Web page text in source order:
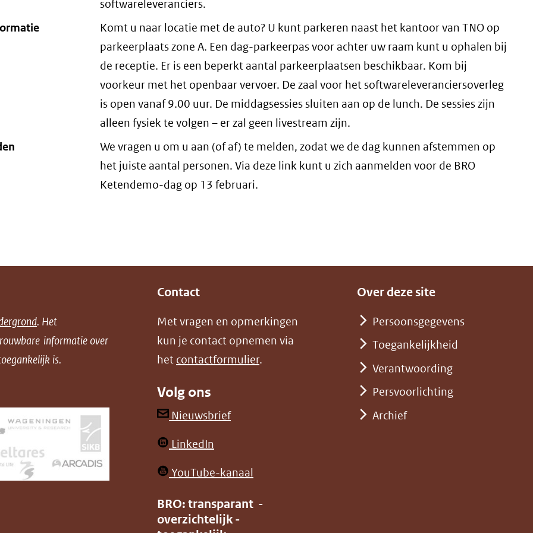
softwareleveranciers.
Komt u naar locatie met de auto? U kunt parkeren naast het kantoor van TNO op
parkeerplaats zone A. Een dag-parkeerpas voor achter uw raam kunt u ophalen bij
de receptie. Er is een beperkt aantal parkeerplaatsen beschikbaar. Kom bij
voorkeur met het openbaar vervoer. De zaal voor het softwareleveranciersoverleg
is open vanaf 9.00 uur. De middagsessies sluiten aan op de lunch. De sessies zijn
alleen fysiek te volgen – er zal geen livestream zijn.
We vragen u om u aan (of af) te melden, zodat we de dag kunnen afstemmen op
het juiste aantal personen. Via deze link kunt u zich aanmelden voor de BRO
Ketendemo-dag op 13 februari.
. Het
informatie over
is.
Contact
Met vragen en opmerkingen
kun je contact opnemen via
het contactformulier.
Volg ons
Nieuwsbrief(opent
venster)
naar
LinkedIn
nieuw
venster)
(verwijst
YouTube-kanaal
nieuw
BRO: transparant -
overzichtelijk -
Over deze site
Persoonsgegevens
Toegankelijkheid
Verantwoording
Persvoorlichting
Archief